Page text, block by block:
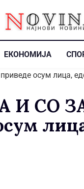
ЕКОНОМИЈА
И СО